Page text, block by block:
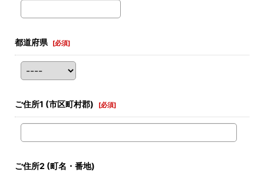
都道府県 [必須]
ご住所1 (市区町村郡) [必須]
ご住所2 (町名・番地)